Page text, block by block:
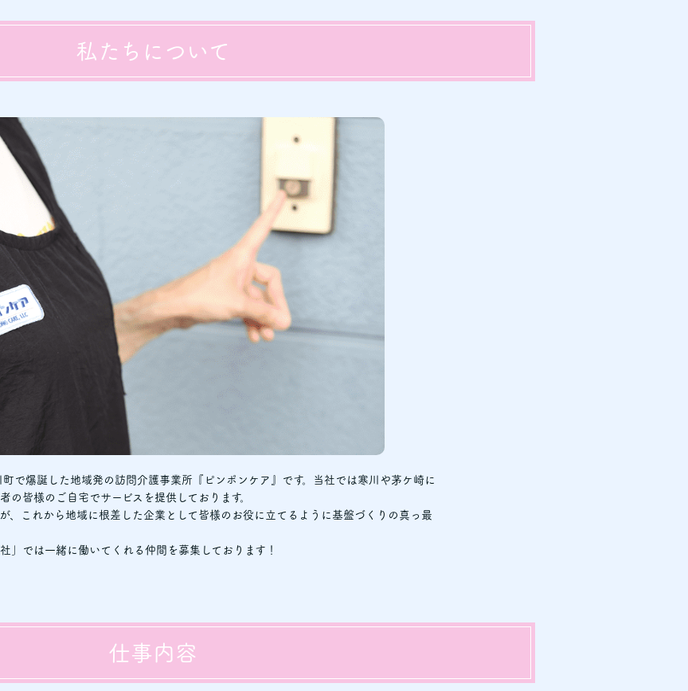
私たちについて
で爆誕した地域発の訪問介護事業所『ピンポンケア』です。当社では寒川や茅ケ崎に
の皆様のご自宅でサービスを提供しております。
、これから地域に根差した企業として皆様のお役に立てるように基盤づくりの真っ最
」では一緒に働いてくれる仲間を募集しております！
仕事内容